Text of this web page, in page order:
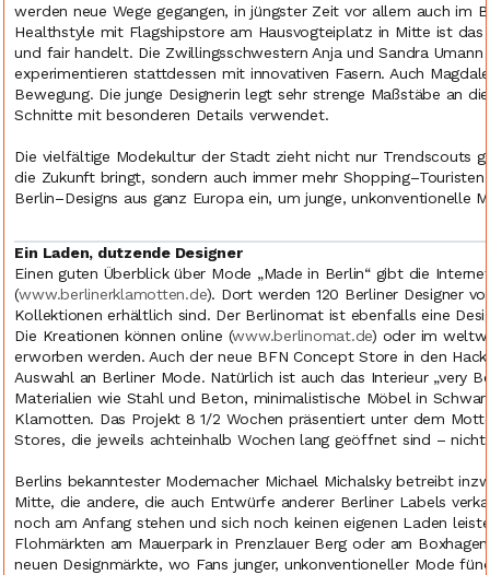
werden neue Wege gegangen, in jüngster Zeit vor allem auch im
Healthstyle mit Flagshipstore am Hausvogteiplatz in Mitte ist
und fair handelt. Die Zwillingsschwestern Anja und Sandra
experimentieren stattdessen mit innovativen Fasern. Auch
Bewegung. Die junge Designerin legt sehr strenge Maßstäbe an
Schnitte mit besonderen Details verwendet.
Die vielfältige Modekultur der Stadt zieht nicht nur Trendscouts
die Zukunft bringt, sondern auch immer mehr
Berlin–Designs aus ganz Europa ein, um junge, unkonventionelle
Ein Laden, dutzende Designer
Einen guten Überblick über Mode „Made in Berlin“ gibt die
(www.berlinerklamotten.de). Dort werden 120 Berliner Designer
Kollektionen erhältlich sind. Der Berlinomat ist ebenfalls eine
Die Kreationen können online (www.berlinomat.de) oder im
erworben werden. Auch der neue BFN Concept Store in den
Auswahl an Berliner Mode. Natürlich ist auch das Interieur „very
Materialien wie Stahl und Beton, minimalistische Möbel in
Klamotten. Das Projekt 8 1/2 Wochen präsentiert unter dem
Stores, die jeweils achteinhalb Wochen lang geöffnet sind – nicht
Berlins bekanntester Modemacher Michael Michalsky betreibt
Mitte, die andere, die auch Entwürfe anderer Berliner Labels
noch am Anfang stehen und sich noch keinen eigenen Laden
Flohmärkten am Mauerpark in Prenzlauer Berg oder am
neuen Designmärkte, wo Fans junger, unkonventioneller Mode